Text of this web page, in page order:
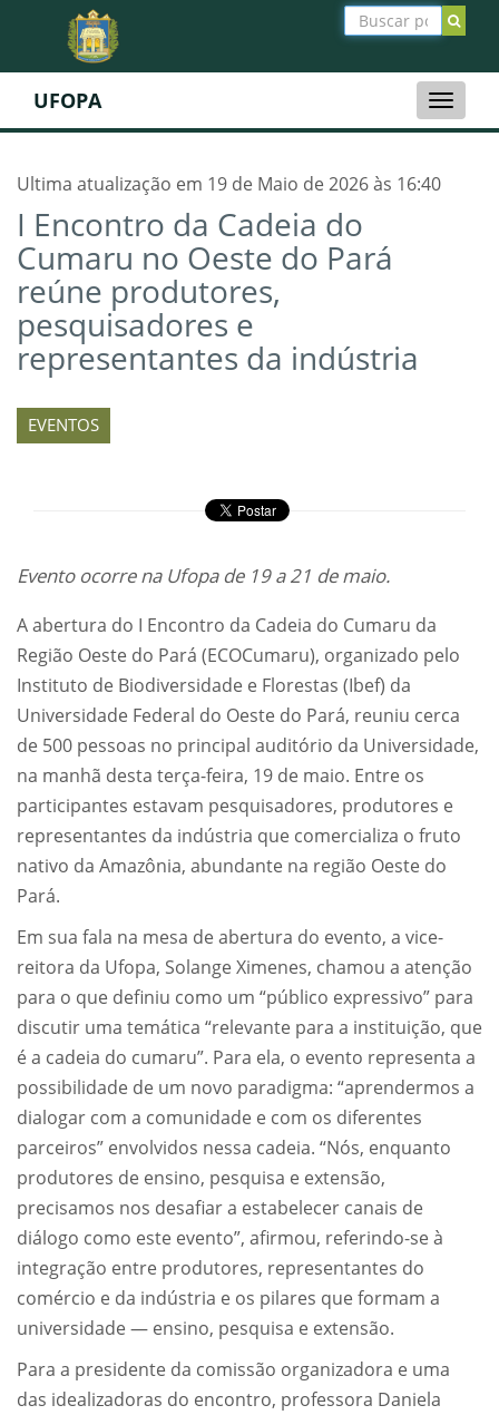
Toggle
UFOPA
Ultima atualização em 19 de Maio de 2026 às 16:40
I Encontro da Cadeia do
Cumaru no Oeste do Pará
reúne produtores,
pesquisadores e
representantes da indústria
EVENTOS
Evento ocorre na Ufopa de 19 a 21 de maio.
A abertura do I Encontro da Cadeia do Cumaru da
Região Oeste do Pará (ECOCumaru), organizado pelo
Instituto de Biodiversidade e Florestas (Ibef) da
Universidade Federal do Oeste do Pará, reuniu cerca
de 500 pessoas no principal auditório da Universidade,
na manhã desta terça-feira, 19 de maio. Entre os
participantes estavam pesquisadores, produtores e
representantes da indústria que comercializa o fruto
nativo da Amazônia, abundante na região Oeste do
Pará.
Em sua fala na mesa de abertura do evento, a vice-
reitora da Ufopa, Solange Ximenes, chamou a atenção
para o que definiu como um “público expressivo” para
discutir uma temática “relevante para a instituição, que
é a cadeia do cumaru”. Para ela, o evento representa a
possibilidade de um novo paradigma: “aprendermos a
dialogar com a comunidade e com os diferentes
parceiros” envolvidos nessa cadeia. “Nós, enquanto
produtores de ensino, pesquisa e extensão,
precisamos nos desafiar a estabelecer canais de
diálogo como este evento”, afirmou, referindo-se à
integração entre produtores, representantes do
comércio e da indústria e os pilares que formam a
universidade — ensino, pesquisa e extensão.
Para a presidente da comissão organizadora e uma
das idealizadoras do encontro, professora Daniela